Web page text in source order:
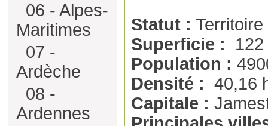
06 - Alpes-
Maritimes
07 -
Ardèche
08 -
Ardennes
Statut :
Superficie : 122
Population :
Densité : 40,16
Capitale :